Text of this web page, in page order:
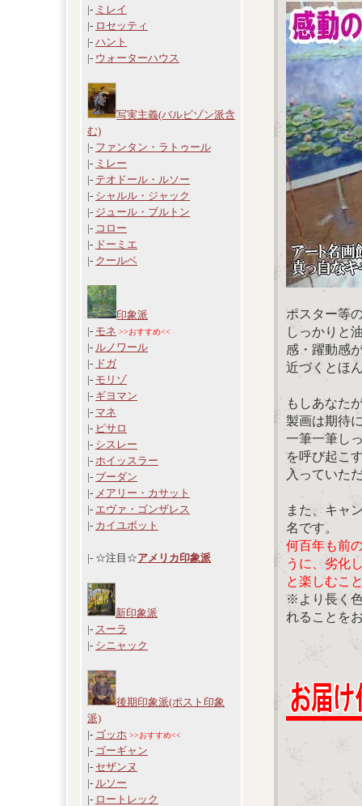
|- ミレイ
|- ロセッティ
|- ハント
|- ウォーターハウス
写実主義(バルビゾン派含
む)
|- ファンタン・ラトゥール
|- ミレー
|- テオドール・ルソー
|- シャルル・ジャック
|- ジュール・ブルトン
|- コロー
|- ドーミエ
|- クールベ
印象派
|- モネ >>おすすめ<<
|- ルノワール
|- ドガ
|- モリゾ
|- ギヨマン
|- マネ
|- ピサロ
|- シスレー
|- ホイッスラー
|- ブーダン
|- メアリー・カサット
|- エヴァ・ゴンザレス
|- カイユボット
|- ☆注目☆アメリカ印象派
新印象派
|- スーラ
|- シニャック
後期印象派(ポスト印象
派)
|- ゴッホ >>おすすめ<<
|- ゴーギャン
|- セザンヌ
|- ルソー
|- ロートレック
ポスター等
しっかりと
感・躍動感
近づくとほ
もしあなた
製画は期待
一筆一筆し
を呼び起こ
入っていた
また、キャ
名です。
何百年も前
うに、劣化
と楽しむこ
※より長く
れることを